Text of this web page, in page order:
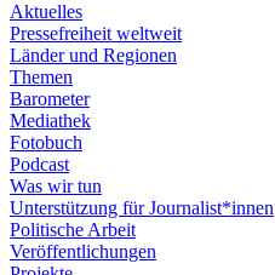
Aktuelles
Pressefreiheit weltweit
Länder und Regionen
Themen
Barometer
Mediathek
Fotobuch
Podcast
Was wir tun
Unterstützung für Journalist*innen
Politische Arbeit
Veröffentlichungen